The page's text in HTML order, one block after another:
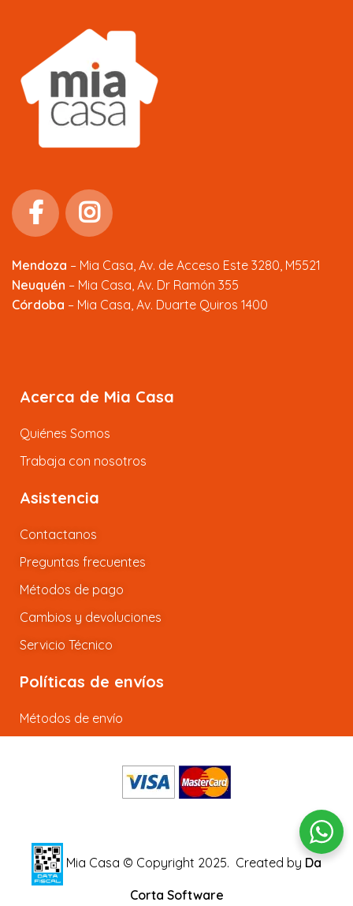
Mendoza – Mia Casa, Av. de Acceso Este 3280, M5521
Neuquén – Mia Casa, Av. Dr Ramón 355
Córdoba – Mia Casa, Av. Duarte Quiros 1400
Acerca de Mia Casa
Quiénes Somos
Trabaja con nosotros
Asistencia
Contactanos
Preguntas frecuentes
Métodos de pago
Cambios y devoluciones
Servicio Técnico
Políticas de envíos
Métodos de envío
Mia Casa © Copyright 2025. Created by Da
Corta Software